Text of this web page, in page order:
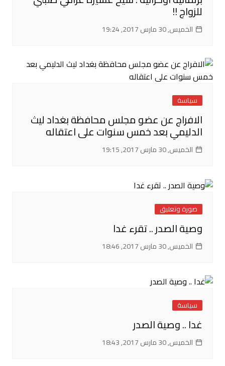
للزواج !!
الخميس, 30 مارس 2017, 19:24
سياسة
الافراج عن عضو مجلس محافظة بغداد ليث
الدليمي بعد خمس سنوات على اعتقاله
الخميس, 30 مارس 2017, 19:15
صورة وتعليق
وصية الصدر .. تقرء غدا
الخميس, 30 مارس 2017, 18:46
سياسة
غدا .. وصية الصدر
الخميس, 30 مارس 2017, 18:43